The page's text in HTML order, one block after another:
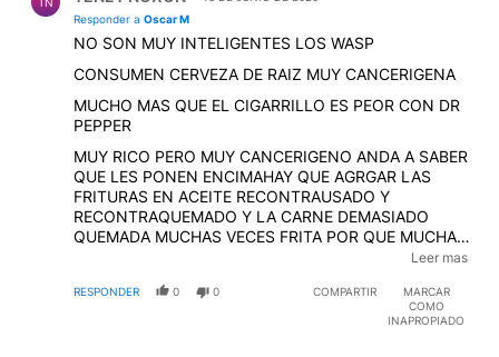
Responder a Oscar M
NO SON MUY INTELIGENTES LOS WASP
CONSUMEN CERVEZA DE RAIZ MUY CANCERIGENA
MUCHO MAS QUE EL CIGARRILLO ES PEOR CON DR
PEPPER
MUY RICO PERO MUY CANCERIGENO ANDA A SABER
QUE LES PONEN ENCIMAHAY QUE AGRGAR LAS
FRITURAS EN ACEITE RECONTRAUSADO Y
RECONTRAQUEMADO Y LA CARNE DEMASIADO
QUEMADA MUCHAS VECES FRITA POR QUE MUCHA
CANCERIGENAS ,,NADIE ES PERFECTO !! HASTA LOS
AVIONES DE GUERRA DE ELLOS DAN CANCER JAJA
Leer mas
RESPONDER 0 0 COMPARTIR
MARCAR
COMO
INAPROPIADO